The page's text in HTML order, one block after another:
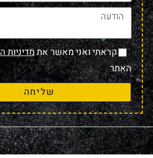
קראתי ואני מאשר אתמדיניות
האתר
שליחה